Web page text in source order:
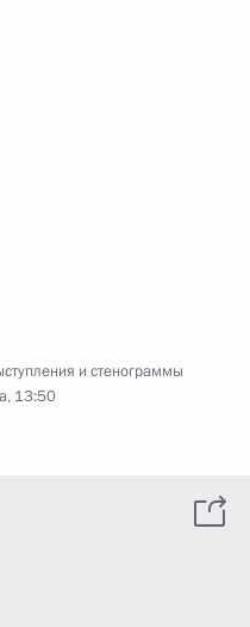
и стенограммы
13:50